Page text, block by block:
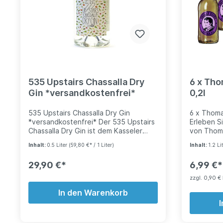
535 Upstairs Chassalla Dry
Gin *versandkostenfrei*
535 Upstairs Chassalla Dry Gin
*versandkostenfrei* Der 535 Upstairs
Chassalla Dry Gin ist dem Kasseler
dem Weltkulturerbe Unesco angehört.
hinauf zum Herkules. Dieser Gin
wie Rosmarin, Thymian und Basilikum
aus. Untermalt werden die
mediterranen Kräuter von 12
Inhalt: 0.5 Liter (59,80 €* / 1 Liter)
29,90 €*
In den Warenkorb
6 x
0,2l
6 x
Erleben
von
Zutaten:
(37kcal)
Inhalt: 1.2
6,99 €*
zzgl. 0,90 €